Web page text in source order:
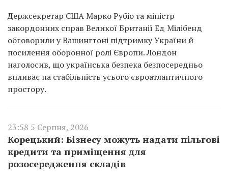
Держсекретар США Марко Рубіо та міністр
закордонних справ Великої Британії Ед Мілібенд
обговорили у Вашингтоні підтримку України й
посилення оборонної ролі Європи. Лондон
наголосив, що українська безпека безпосередньо
впливає на стабільність усього євроатлантичного
простору.
23:58 5 Серпня, 2026
Корецький: Бізнесу можуть надати пільгові
кредити та приміщення для
розосередження складів